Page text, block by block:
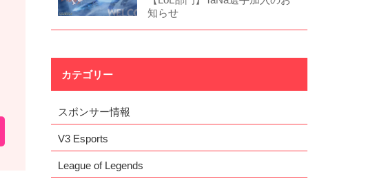
知らせ
カテゴリー
スポンサー情報
V3 Esports
League of Legends